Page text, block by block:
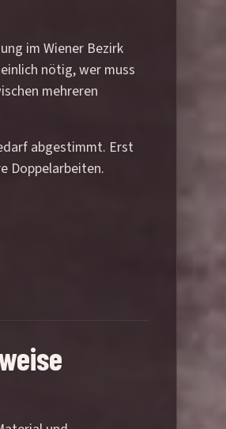
im Wiener Bezirk
nötig, wer muss
mehreren
abgestimmt. Erst
Doppelarbeiten.